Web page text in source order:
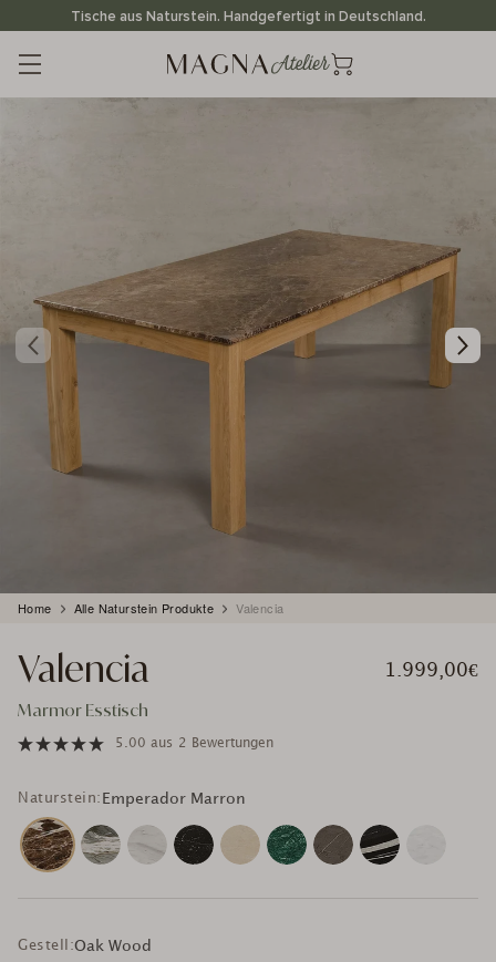
zum
Inhalt
Tische aus Naturstein. Handgefertigt in Deutschland.
Home Alle Naturstein Produkte Valencia
Valencia
Marmor Esstisch
1.999,00€
5.00 aus 2 Bewertungen
Naturstein: Emperador Marron
Gestell:Oak Wood
Produkt
Warenkorb
hinzugefügt